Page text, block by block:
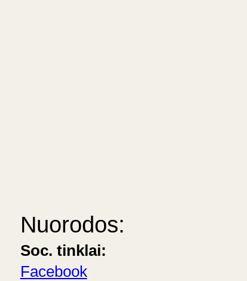
Nuorodos:
Soc. tinklai:
Facebook